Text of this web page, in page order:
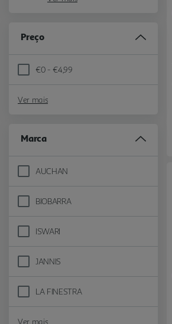
Preço
€0 - €4,99
Refine by Preço: €0 - €4,99
Ver mais
Marca
AUCHAN
Refine by Marca: AUCHAN
BIOBARRA
Refine by Marca: BIOBARRA
ISWARI
Refine by Marca: ISWARI
JANNIS
Refine by Marca: JANNIS
LA FINESTRA
Refine by Marca: LA FINESTRA
Ver mais